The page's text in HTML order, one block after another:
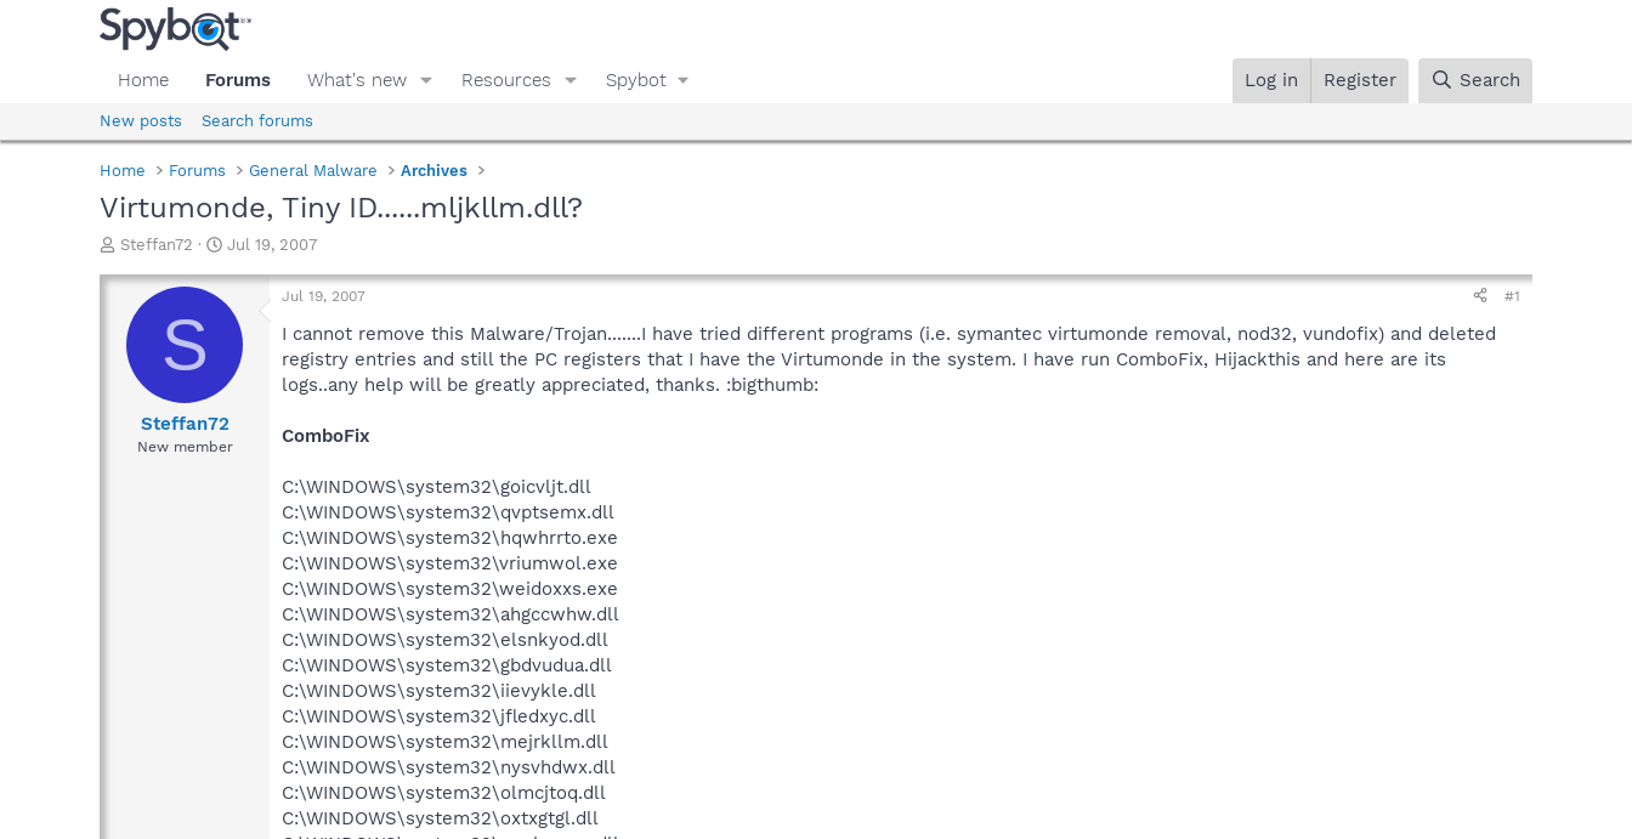
Home Forums What's new Resources Spybot Log in Register Search
New posts Search forums
Home Forums General Malware Archives
Virtumonde, Tiny ID......mljkllm.dll?
T
r
a
d
Steffan72
S
a
r
a
e
Jul 19, 2007
S
Steffan72
New member
Jul 19, 2007 #1
I cannot remove this Malware/Trojan.......I have tried different programs (i.e. symantec virtumonde removal, nod32, vundofix) and deleted
registry entries and still the PC registers that I have the Virtumonde in the system. I have run ComboFix, Hijackthis and here are its
logs..any help will be greatly appreciated, thanks. :bigthumb:
ComboFix
C:\WINDOWS\system32\goicvljt.dll
C:\WINDOWS\system32\qvptsemx.dll
C:\WINDOWS\system32\hqwhrrto.exe
C:\WINDOWS\system32\vriumwol.exe
C:\WINDOWS\system32\weidoxxs.exe
C:\WINDOWS\system32\ahgccwhw.dll
C:\WINDOWS\system32\elsnkyod.dll
C:\WINDOWS\system32\gbdvudua.dll
C:\WINDOWS\system32\iievykle.dll
C:\WINDOWS\system32\jfledxyc.dll
C:\WINDOWS\system32\mejrkllm.dll
C:\WINDOWS\system32\nysvhdwx.dll
C:\WINDOWS\system32\olmcjtoq.dll
C:\WINDOWS\system32\oxtxgtgl.dll